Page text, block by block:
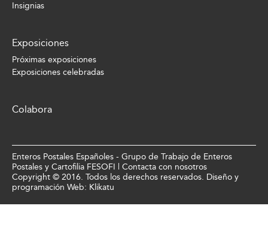
Insignias
Exposiciones
Próximas exposiciones
Exposiciones celebradas
Colabora
Enteros Postales Españoles - Grupo de Trabajo de Enteros
Postales y Cartofilia FESOFI | Contacta con nosotros
Copyright © 2016. Todos los derechos reservados. Diseño y
programación Web: Klikatu